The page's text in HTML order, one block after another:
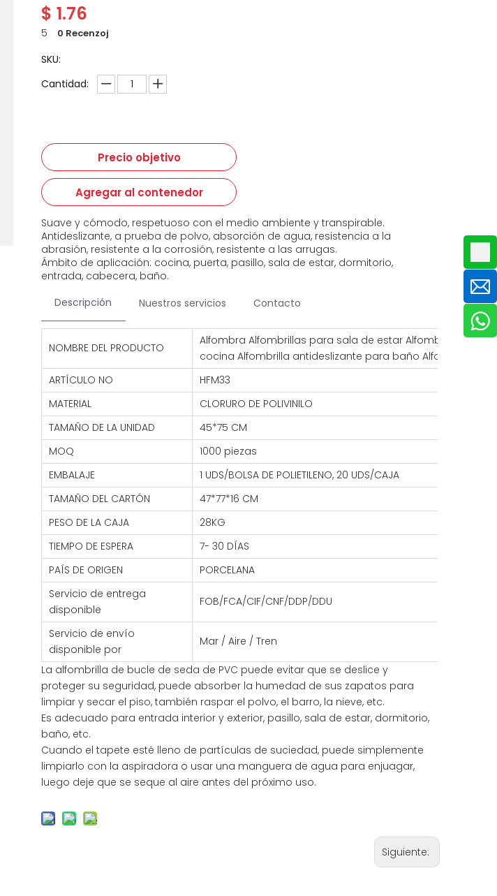
$ 1.76
5 0 Recenzoj
SKU:
Cantidad:
Precio objetivo
Agregar al contenedor
Suave y cómodo, respetuoso con el medio ambiente y transpirable.
Antideslizante, a prueba de polvo, absorción de agua, resistencia a la
abrasión, resistente a la corrosión, resistente a las arrugas.
Ámbito de aplicación: cocina, puerta, pasillo, sala de estar, dormitorio,
entrada, cabecera, baño.
Descripción
Nuestros servicios Contacto
NOMBRE DEL PRODUCTO
Alfombra Alfombrillas para sala de estar Alfombrilla de
cocina Alfombrilla antideslizante para baño Alfombra
ARTÍCULO NO
HFM33
MATERIAL
CLORURO DE POLIVINILO
TAMAÑO DE LA UNIDAD
45*75 CM
MOQ
1000 piezas
EMBALAJE
1 UDS/BOLSA DE POLIETILENO, 20 UDS/CAJA
TAMAÑO DEL CARTÓN
47*77*16 CM
PESO DE LA CAJA
28KG
TIEMPO DE ESPERA
7- 30 DÍAS
PAÍS DE ORIGEN
PORCELANA
Servicio de entrega
disponible
FOB/FCA/CIF/CNF/DDP/DDU
Servicio de envío
disponible por
Mar / Aire / Tren
La alfombrilla de bucle de seda de PVC puede evitar que se deslice y
proteger su seguridad, puede absorber la humedad de sus zapatos para
limpiar y secar el piso, también raspar el polvo, el barro, la nieve, etc.
Es adecuado para entrada interior y exterior, pasillo, sala de estar, dormitorio,
baño, etc.
Cuando el tapete esté lleno de partículas de suciedad, puede simplemente
limpiarlo con la aspiradora o usar una manguera de agua para enjuagar,
luego deje que se seque al aire antes del próximo uso.
Siguiente: